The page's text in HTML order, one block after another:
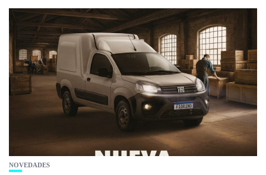
NOVEDADES